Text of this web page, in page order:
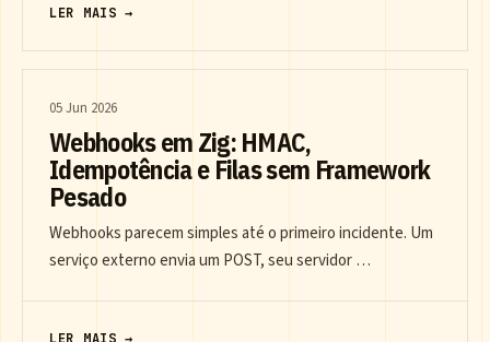
LER MAIS →
05 Jun 2026
Webhooks em Zig: HMAC,
Idempotência e Filas sem Framework
Pesado
Webhooks parecem simples até o primeiro incidente. Um
serviço externo envia um POST, seu servidor …